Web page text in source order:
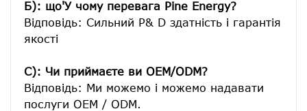
Б): що'У чому перевага Pine Energy?
Відповідь: Сильний Р& D здатність і гарантія
якості
C): Чи приймаєте ви OEM/ODM?
Відповідь: Ми можемо і можемо надавати
послуги OEM / ODM.